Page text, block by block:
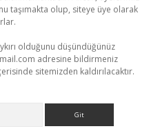
taşımakta olup, siteye üye olarak
olduğunu düşündüğünüz
adresine bildirmeniz
sitemizden kaldırılacaktır.